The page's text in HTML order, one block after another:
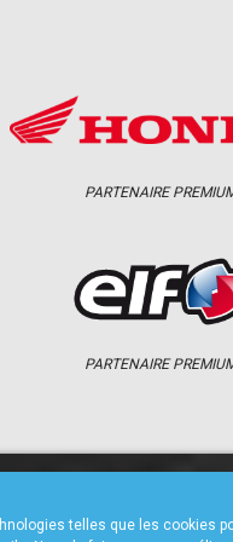
telles que les cookies
PARTENAIRE
PARTENAIRE
CHAMPIONNAT